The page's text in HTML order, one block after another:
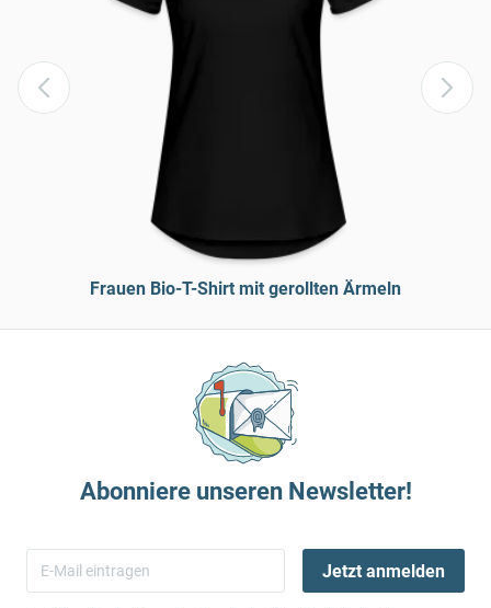
Frauen Bio-T-Shirt mit gerollten Ärmeln
Abonniere unseren Newsletter!
Jetzt anmelden